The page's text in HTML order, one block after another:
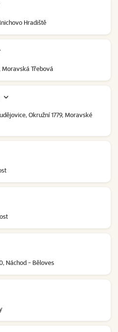
Hradiště
Moravská Třebová
Okružní 1779, Moravské
Náchod - Běloves